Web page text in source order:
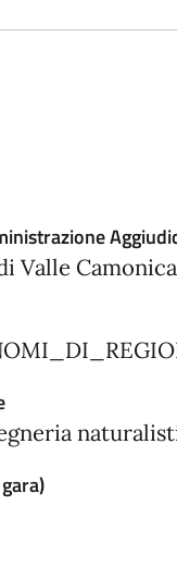
Valle Camonica